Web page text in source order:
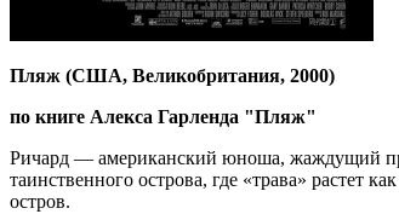
Пляж (США, Великобритания, 2000)
по книге Алекса Гарленда "Пляж"
Ричард — американский юноша, жаждущий
таинственного острова, где «трава» растет
остров.